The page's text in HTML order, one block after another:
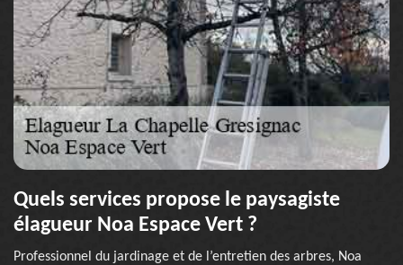
Quels services propose le paysagiste
élagueur Noa Espace Vert ?
Professionnel du jardinage et de l’entretien des arbres, Noa